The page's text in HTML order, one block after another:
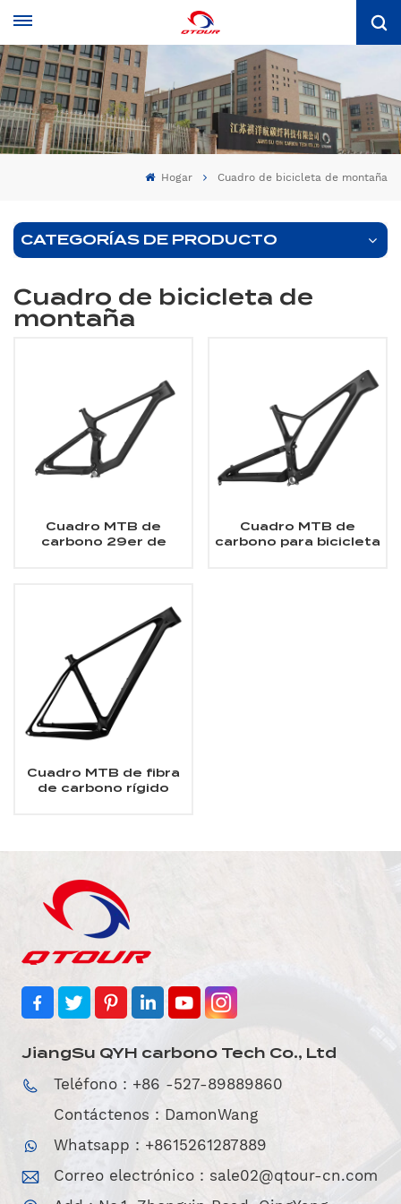
Hogar Cuadro de bicicleta de montaña
CATEGORÍAS DE PRODUCTO
Cuadro de bicicleta de
montaña
Cuadro MTB de
carbono 29er de
Cuadro MTB de
carbono para bicicleta
Cuadro MTB de fibra
de carbono rígido
JiangSu QYH carbono Tech Co., Ltd
Teléfono : +86 -527-89889860
Contáctenos : DamonWang
Whatsapp : +8615261287889
Correo electrónico : sale02@qtour-cn.com